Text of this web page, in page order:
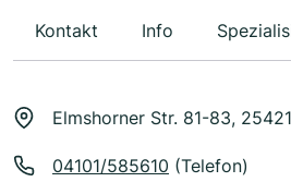
Kontakt Info
Elmshorner Str. 81-83,
04101/585610 (Telefon)